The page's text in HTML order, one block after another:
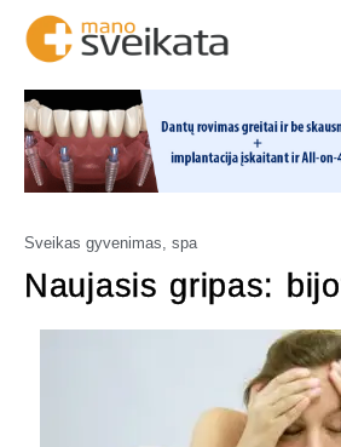
Sveikas gyvenimas, spa
Naujasis gripas: